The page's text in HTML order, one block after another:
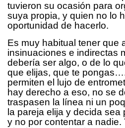
tuvieron su ocasión para
suya propia, y quien no lo
oportunidad de hacerlo.
Es muy habitual tener que
insinuaciones e indirectas
debería ser algo, o de lo
que elijas, que te
permiten el lujo de
hay derecho a eso, no se
traspasen la línea ni un
la pareja elija y decida sea
y no por contentar a nadie.